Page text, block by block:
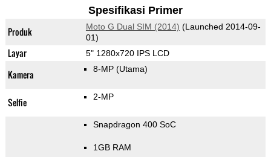
Spesifikasi Primer
Produk Moto G Dual SIM (2014) (Launched 2014-09-
01)
Layar 5" 1280x720 IPS LCD
Kamera 8-MP (Utama)
Selfie 2-MP
Snapdragon 400 SoC
1GB RAM